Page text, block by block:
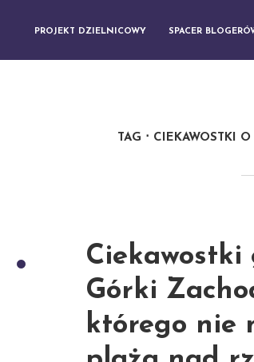
PROJEKT DZIELNICOWY SPACER
TAG CIEKAWOSTKI
Ciekawostki
Górki
którego nie